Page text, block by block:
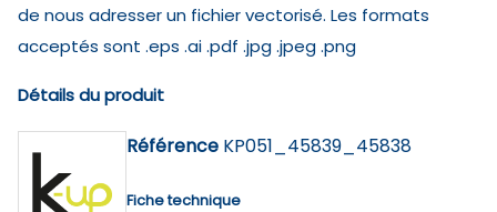
de nous adresser un fichier vectorisé. Les formats
acceptés sont .eps .ai .pdf .jpg .jpeg .png
Détails du produit
Référence KP051_45839_45838
Fiche technique